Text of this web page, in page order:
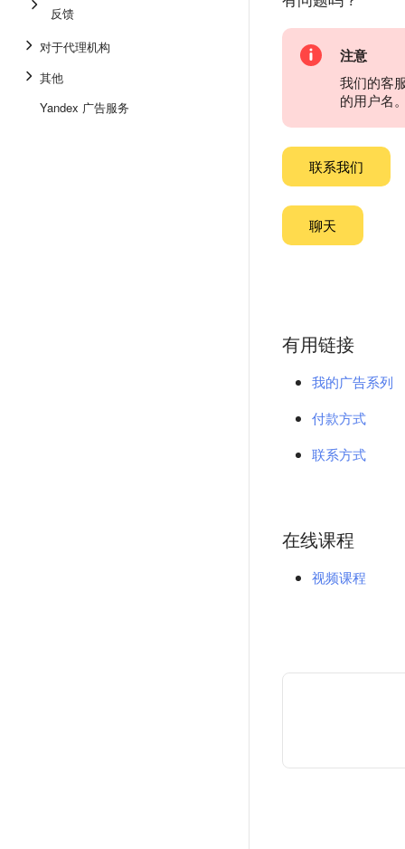
反馈
对于代理机构
其他
Yandex 广告服务
注意
我们的客
的用户名
联系我们
聊天
有用链接
我的广告系列
付款方式
联系方式
在线课程
视频课程